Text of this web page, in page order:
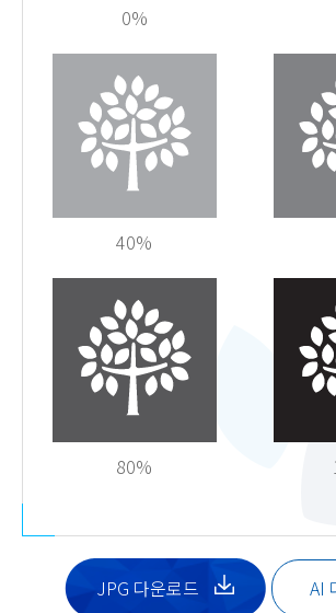
0%
40%
80%
JPG 다운로드 AI